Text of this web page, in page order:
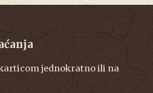
jednokratno ili na